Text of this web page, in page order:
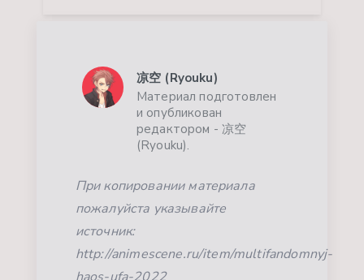
凉空 (Ryouku)
Материал подготовлен
и опубликован
редактором - 凉空
(Ryouku).
При копировании материала
пожалуйста указывайте
источник:
http://animescene.ru/item/multifandomnyj-